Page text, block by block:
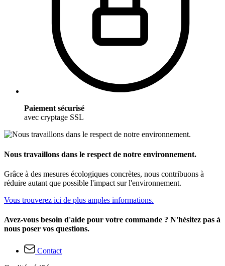
Paiement sécurisé
avec cryptage SSL
Nous travaillons dans le respect de notre environnement.
Grâce à des mesures écologiques concrètes, nous contribuons à
réduire autant que possible l'impact sur l'environnement.
Vous trouverez ici de plus amples informations.
Avez-vous besoin d'aide pour votre commande ? N'hésitez pas à
nous poser vos questions.
Contact